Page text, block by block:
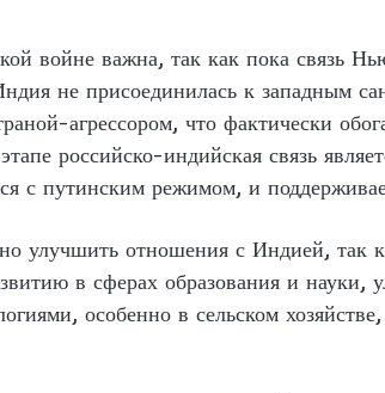
войне важна, так как пока связь
не присоединилась к западным
агрессором, что фактически
российско-индийская связь
с путинским режимом, и
улучшить отношения с Индией, так
в сферах образования и
особенно в сельском